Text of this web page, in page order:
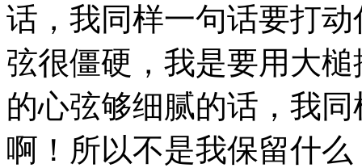
话，我同样一句话要打
弦很僵硬，我是要用大
的心弦够细腻的话，我
啊！所以不是我保留什